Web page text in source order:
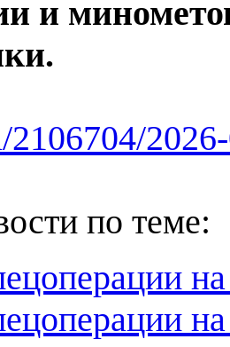
и
по теме: